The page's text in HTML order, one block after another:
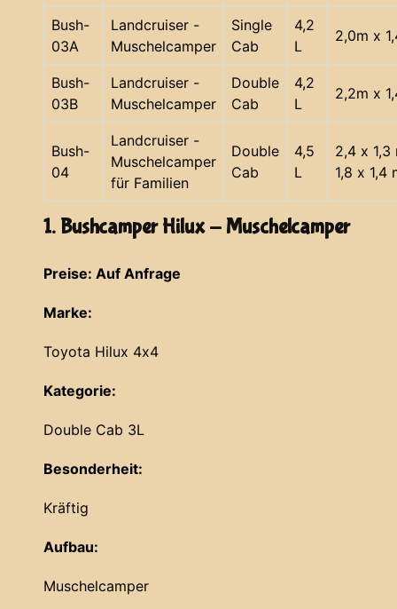
Bush-
03A
Landcruiser -
Muschelcamper
Single
Cab
4,2
L
2,0m x
Bush-
03B
Landcruiser -
Muschelcamper
Double
Cab
4,2
L
2,2m x
Bush-
04
Landcruiser -
Muschelcamper
für Familien
Double
Cab
4,5
L
2,4 x 1,3
1,8 x 1,4
1. Bushcamper Hilux - Muschelcamper
Preise: Auf Anfrage
Marke:
Toyota Hilux 4x4
Kategorie:
Double Cab 3L
Besonderheit:
Kräftig
Aufbau:
Muschelcamper